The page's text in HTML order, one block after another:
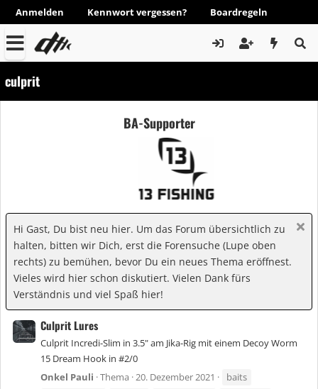
Anmelden Kennwort vergessen? Boardregeln
culprit
BA-Supporter
Hi Gast, Du bist neu hier. Um das Forum übersichtlich zu
halten, bitten wir Dich, erst die Forensuche (Lupe oben
rechts) zu bemühen, bevor Du ein neues Thema eröffnest.
Vieles wird hier schon diskutiert. Vielen Dank fürs
Verständnis und viel Spaß hier!
Culprit Lures
Culprit Incredi-Slim in 3.5" am Jika-Rig mit einem Decoy Worm
15 Dream Hook in #2/0
Onkel Pauli Thema 20. Dezember 2021
baits